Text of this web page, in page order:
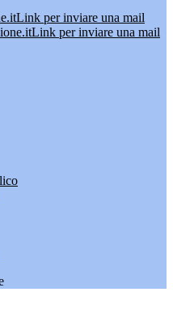
Link per inviare una mail
Link per inviare una mail